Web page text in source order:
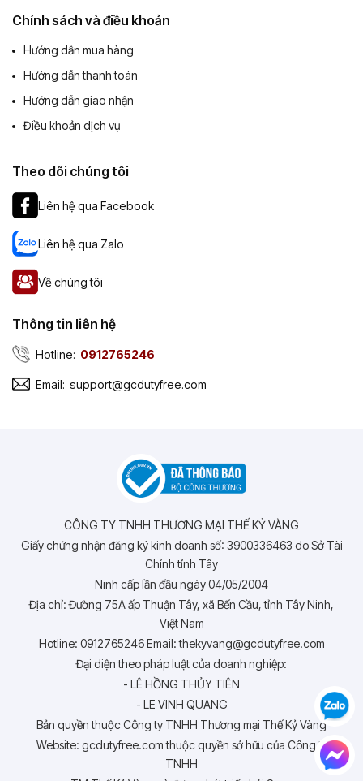
Chính sách và điều khoản
Hướng dẫn mua hàng
Hướng dẫn thanh toán
Hướng dẫn giao nhận
Điều khoản dịch vụ
Theo dõi chúng tôi
Liên hệ qua Facebook
Liên hệ qua Zalo
Về chúng tôi
Thông tin liên hệ
Hotline: 0912765246
Email: support@gcdutyfree.com
CÔNG TY TNHH THƯƠNG MẠI THẾ KỶ VÀNG
Giấy chứng nhận đăng ký kinh doanh số: 3900336463 do Sở Tài
Chính tỉnh Tây
Ninh cấp lần đầu ngày 04/05/2004
Địa chỉ: Đường 75A ấp Thuận Tây, xã Bến Cầu, tỉnh Tây Ninh,
Việt Nam
Hotline: 0912765246 Email: thekyvang@gcdutyfree.com
Đại diện theo pháp luật của doanh nghiệp:
- LÊ HỒNG THỦY TIÊN
- LE VINH QUANG
Bản quyền thuộc Công ty TNHH Thương mại Thế Kỷ Vàng
Website: gcdutyfree.com thuộc quyền sở hữu của Công ty
TNHH